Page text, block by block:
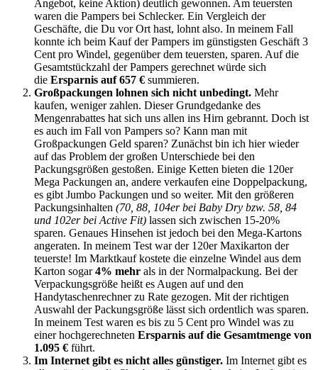
Angebot, keine Aktion) deutlich gewonnen. Am teuersten
waren die Pampers bei Schlecker. Ein Vergleich der
Geschäfte, die Du vor Ort hast, lohnt also. In meinem Fall
konnte ich beim Kauf der Pampers im günstigsten Geschäft 3
Cent pro Windel, gegenüber dem teuersten, sparen. Auf die
Gesamtstückzahl der Pampers gerechnet würde sich
die Ersparnis auf 657 € summieren.
Großpackungen lohnen sich nicht unbedingt. Mehr
kaufen, weniger zahlen. Dieser Grundgedanke des
Mengenrabattes hat sich uns allen ins Hirn gebrannt. Doch ist
es auch im Fall von Pampers so? Kann man mit
Großpackungen Geld sparen? Zunächst bin ich hier wieder
auf das Problem der großen Unterschiede bei den
Packungsgrößen gestoßen. Einige Ketten bieten die 120er
Mega Packungen an, andere verkaufen eine Doppelpackung,
es gibt Jumbo Packungen und so weiter. Mit den größeren
Packungsinhalten (70, 88, 104er bei Baby Dry bzw. 58, 84
und 102er bei Active Fit) lassen sich zwischen 15-20%
sparen. Genaues Hinsehen ist jedoch bei den Mega-Kartons
angeraten. In meinem Test war der 120er Maxikarton der
teuerste! Im Marktkauf kostete die einzelne Windel aus dem
Karton sogar4% mehr als in der Normalpackung. Bei der
Verpackungsgröße heißt es Augen auf und den
Handytaschenrechner zu Rate gezogen. Mit der richtigen
Auswahl der Packungsgröße lässt sich ordentlich was sparen.
In meinem Test waren es bis zu 5 Cent pro Windel was zu
einer hochgerechneten Ersparnis auf die Gesamtmenge von
1.095 € führt.
Im Internet gibt es nicht alles günstiger. Im Internet gibt es